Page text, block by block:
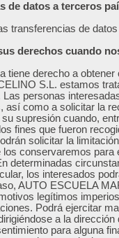
de datos a terceros
transferencias de
derechos cuando
tiene derecho a
S.L. estamos
Las personas
así como a solicitar la
supresión cuando,
fines que fueron
solicitar la
conservaremos para
determinadas
los interesados
AUTO ESCUELA
legítimos
Podrá ejercitar
a la
para alguna